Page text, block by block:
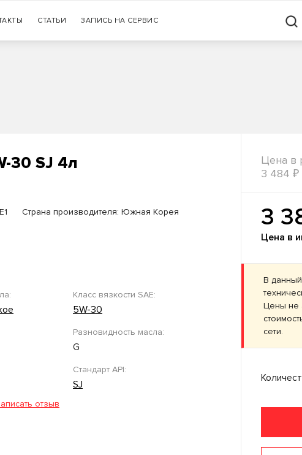
+7 (383) 335-77-99
СТАТЬИ ЗАПИСЬ НА СЕРВИС
30 SJ 4л
Страна производителя: Южная Корея
Класс вязкости SAE:
5W-30
Разновидность масла:
G
Стандарт API:
SJ
отзыв
Цена в
3 484 ₽
3
Цена в
В
Цены не
сети.